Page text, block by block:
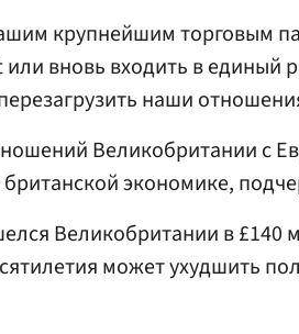
крупнейшим торговым
или вновь входить в
наши
Великобритании с
британской экономике,
Великобритании в £140
может ухудшить